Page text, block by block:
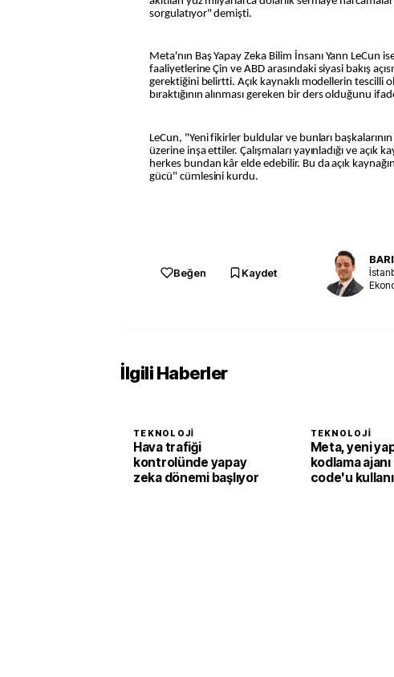
sorgulatıyor" demişti.
Meta'nın Baş Yapay Zeka Bilim İnsanı Yann LeCun
faaliyetlerine Çin ve ABD arasındaki siyasi bakış
gerektiğini belirtti. Açık kaynaklı modellerin tescilli
bıraktığının alınması gereken bir ders olduğunu
LeCun, "Yeni fikirler buldular ve bunları başkalarının
üzerine inşa ettiler. Çalışmaları yayınladığı ve açık
herkes bundan kâr elde edebilir. Bu da açık
gücü" cümlesini kurdu.
Beğen Kaydet
İlgili Haberler
TEKNOLOJI
Hava trafiği
kontrolünde yapay
zeka dönemi başlıyor
TEKNOLOJI
Meta, yeni
kodlama
code'u